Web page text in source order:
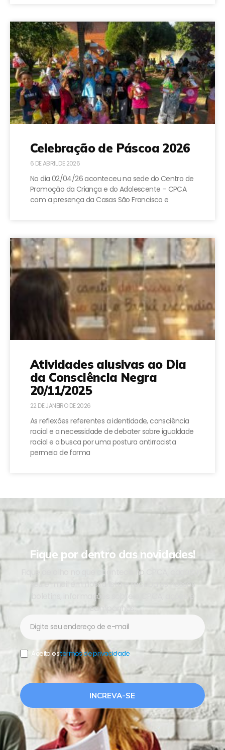
Celebração de Páscoa 2026
6 DE ABRIL DE 2026
No dia 02/04/26 aconteceu na sede do Centro de
Promoção da Criança e do Adolescente – CPCA
com a presença da Casas São Francisco e
Atividades alusivas ao Dia
da Consciência Negra
20/11/2025
22 DE JANEIRO DE 2026
As reflexões referentes a identidade, consciência
racial e a necessidade de debater sobre igualdade
racial e a busca por uma postura antirracista
permeia de forma
Fique por dentro das novidades!
Fique de olho no que acontece no CPCA, cadastre
seu e-mail em nossa lista e receba os nossos
boletins, informações sobre o CPCA, ações e
campanhas.
Aceito ostermos de privacidade.
INCREVA-SE